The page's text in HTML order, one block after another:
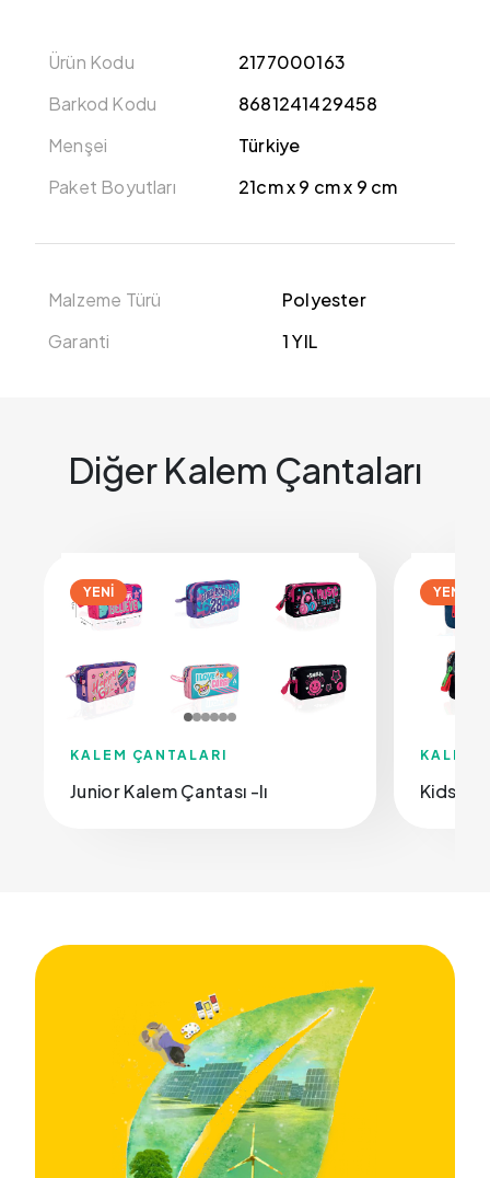
Ürün Kodu
2177000163
Barkod Kodu
8681241429458
Menşei
Türkiye
Paket Boyutları
21cm x 9 cm x 9 cm
Malzeme Türü
Polyester
Garanti
1 YIL
Diğer Kalem Çantaları
YENİ
KALEM ÇANTALARI
Junior Kalem Çantası -Iı
YENİ
KALEM
Kids